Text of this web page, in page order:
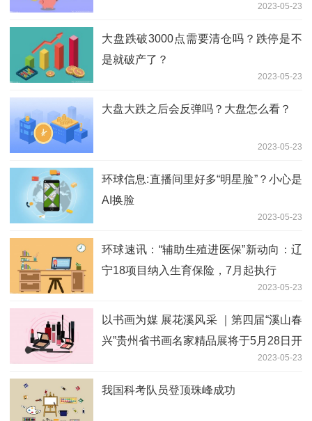
2023-05-23
大盘跌破3000点需要清仓吗？跌停是不
是就破产了？
2023-05-23
大盘大跌之后会反弹吗？大盘怎么看？
2023-05-23
环球信息:直播间里好多“明星脸”？小心是
AI换脸
2023-05-23
环球速讯：“辅助生殖进医保”新动向：辽
宁18项目纳入生育保险，7月起执行
2023-05-23
以书画为媒 展花溪风采 ｜第四届“溪山春
兴”贵州省书画名家精品展将于5月28日开
2023-05-23
我国科考队员登顶珠峰成功